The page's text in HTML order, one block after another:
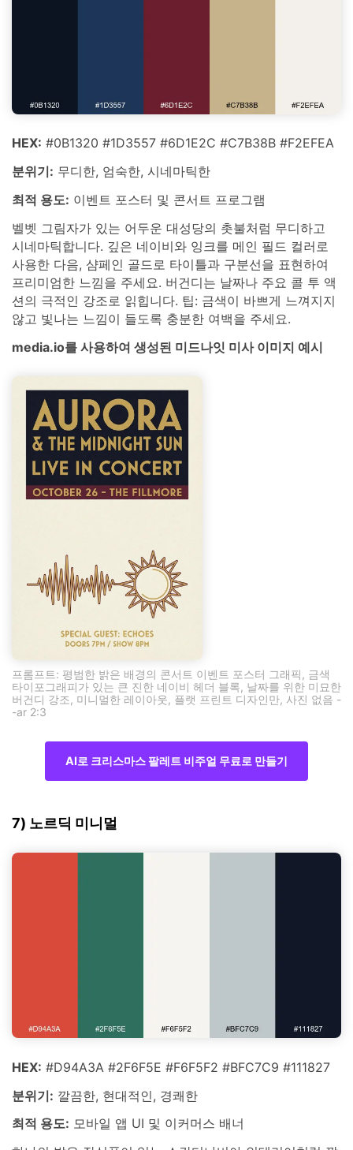
HEX: #0B1320 #1D3557 #6D1E2C #C7B38B #F2EFEA
분위기: 무디한, 엄숙한, 시네마틱한
최적 용도: 이벤트 포스터 및 콘서트 프로그램
벨벳 그림자가 있는 어두운 대성당의 촛불처럼 무디하고
시네마틱합니다. 깊은 네이비와 잉크를 메인 필드 컬러로
사용한 다음, 샴페인 골드로 타이틀과 구분선을 표현하여
프리미엄한 느낌을 주세요. 버건디는 날짜나 주요 콜 투 액
션의 극적인 강조로 읽힙니다. 팁: 금색이 바쁘게 느껴지지
않고 빛나는 느낌이 들도록 충분한 여백을 주세요.
media.io를 사용하여 생성된 미드나잇 미사 이미지 예시
프롬프트: 평범한 밝은 배경의 콘서트 이벤트 포스터 그래픽, 금색
타이포그래피가 있는 큰 진한 네이비 헤더 블록, 날짜를 위한 미묘한
버건디 강조, 미니멀한 레이아웃, 플랫 프린트 디자인만, 사진 없음 -
-ar 2:3
AI로 크리스마스 팔레트 비주얼 무료로 만들기
7) 노르딕 미니멀
HEX: #D94A3A #2F6F5E #F6F5F2 #BFC7C9 #111827
분위기: 깔끔한, 현대적인, 경쾌한
최적 용도: 모바일 앱 UI 및 이커머스 배너